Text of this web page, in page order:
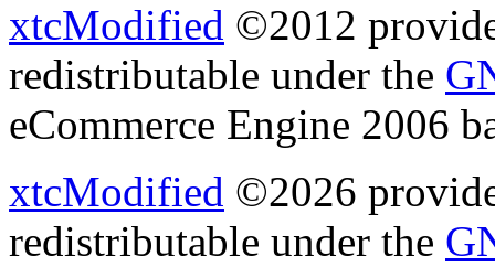
xtcModified ©2012
redistributable under the
eCommerce Engine 2006
xtcModified ©2026
redistributable under the